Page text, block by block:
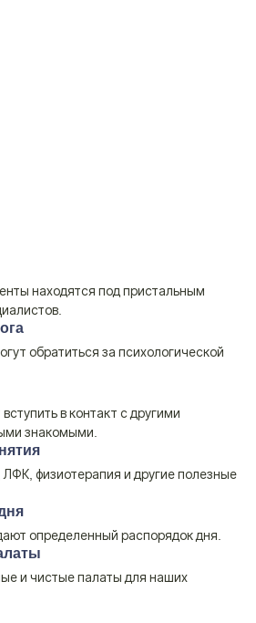
находятся под пристальным
обратиться за психологической
в контакт с другими
знакомыми.
ЛФК, физиотерапия и другие полезные
определенный распорядок дня.
и чистые палаты для наших